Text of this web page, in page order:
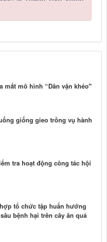
mắt mô hình “Dân vận khéo"
giống gieo trồng vụ hành
tra hoạt động công tác hội
tổ chức tập huấn hướng
bệnh hại trên cây ăn quả